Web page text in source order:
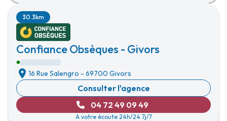
Confiance Obsèques - Givors
30.3km
16 Rue Salengro - 69700 Givors
Consulter l'agence
04 72 49 09 49
A votre écoute 24h/24 7j/7